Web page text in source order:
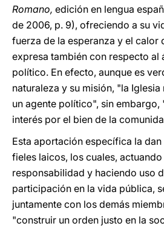
Romano, edición en lengua
de 2006, p. 9), ofreciendo a su
fuerza de la esperanza y el calor
expresa también con respecto al
político. En efecto, aunque es
naturaleza y su misión, "la
un agente político", sin
interés por el bien de la
Esta aportación específica la
fieles laicos, los cuales,
responsabilidad y haciendo uso
participación en la vida pública,
juntamente con los demás
"construir un orden justo en la